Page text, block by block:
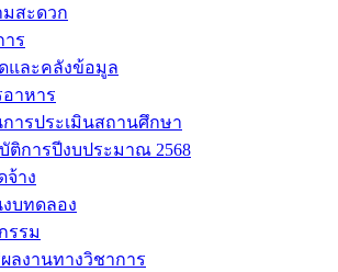
มสะดวก
าร
และคลังข้อมูล
อาหาร
การประเมินสถานศึกษา
ติการปีงบประมาณ 2568
จ้าง
งบทดลอง
รรม
ผลงานทางวิชาการ